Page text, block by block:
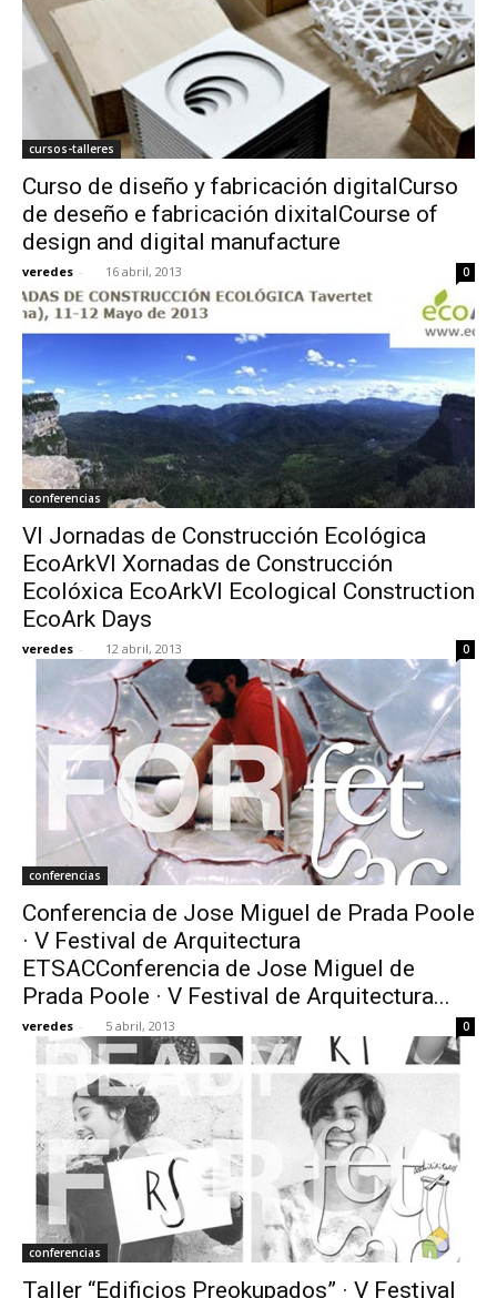
cursos-talleres
Curso de diseño y fabricación digitalCurso
de deseño e fabricación dixitalCourse of
design and digital manufacture
veredes - 16 abril, 2013 0
conferencias
VI Jornadas de Construcción Ecológica
EcoArkVI Xornadas de Construcción
Ecolóxica EcoArkVI Ecological Construction
EcoArk Days
veredes - 12 abril, 2013 0
conferencias
Conferencia de Jose Miguel de Prada Poole
· V Festival de Arquitectura
ETSACConferencia de Jose Miguel de
Prada Poole · V Festival de Arquitectura...
veredes - 5 abril, 2013 0
conferencias
Taller “Edificios Preokupados” · V Festival